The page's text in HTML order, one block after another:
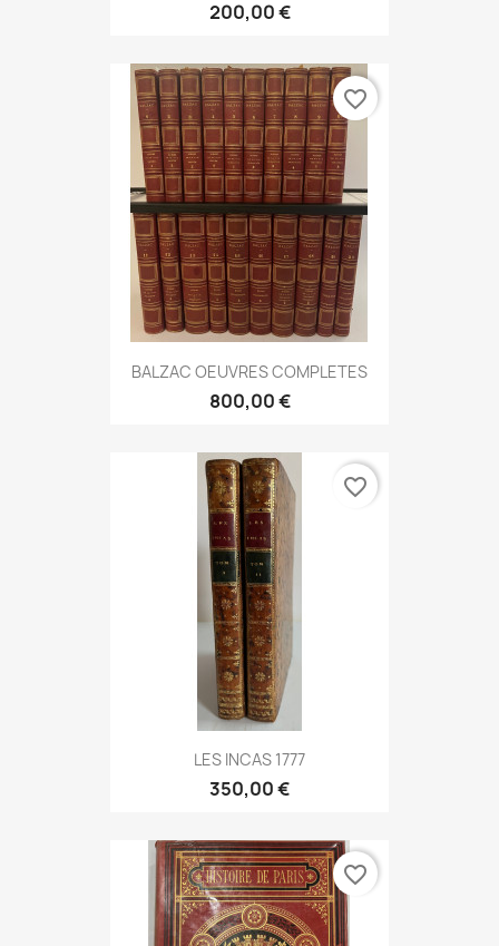
200,00 €
BALZAC OEUVRES COMPLETES
800,00 €
favorite_border
LES INCAS 1777
350,00 €
favorite_border
favorite_border